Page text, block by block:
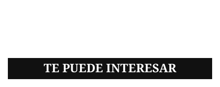
TE PUEDE INTERESAR